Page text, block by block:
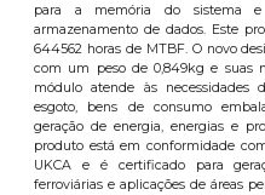
para a memória do sistema
armazenamento de dados. Este
644562 horas de MTBF. O novo
com um peso de 0,849kg e suas
módulo atende às necessidades
esgoto, bens de consumo
geração de energia, energias e
produto está em conformidade
UKCA e é certificado para
ferroviárias e aplicações de áreas